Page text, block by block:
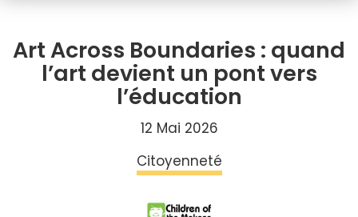
Art Across Boundaries : quand
l’art devient un pont vers
l’éducation
12 Mai 2026
Citoyenneté